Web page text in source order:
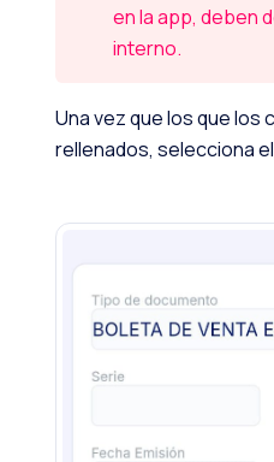
en la app, deben
interno.
Una vez que los que los
rellenados, selecciona